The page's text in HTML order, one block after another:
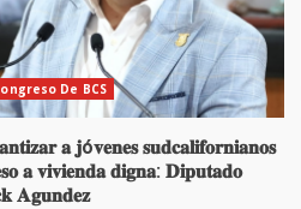
De BCS
𝐚 𝐣ó𝐯𝐞𝐧𝐞𝐬 𝐬𝐮𝐝𝐜𝐚𝐥𝐢𝐟𝐨𝐫𝐧𝐢𝐚𝐧𝐨𝐬
𝐚 𝐯𝐢𝐯𝐢𝐞𝐧𝐝𝐚 𝐝𝐢𝐠𝐧𝐚: 𝐃𝐢𝐩𝐮𝐭𝐚𝐝𝐨
𝐀𝐠𝐮𝐧𝐝𝐞𝐳